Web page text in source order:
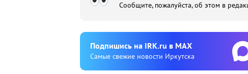
Сообщите, пожалуйста, об этом в
Подпишиcь на IRK.ru в MAX
Cамые свежие новости Иркутска